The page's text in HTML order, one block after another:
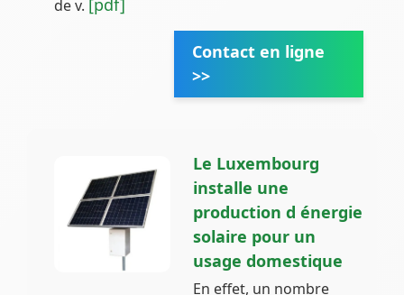
de v. [pdf]
Contact en ligne
>>
Le Luxembourg
installe une
production d énergie
solaire pour un
usage domestique
En effet, un nombre